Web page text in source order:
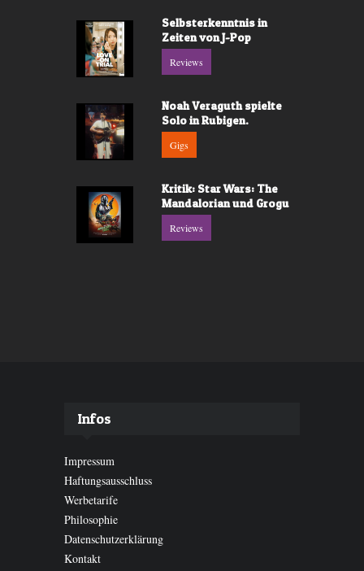
Selbsterkenntnis in
Zeiten von J-Pop
Reviews
Noah Veraguth spielte
Solo in Rubigen.
Gigs
Kritik: Star Wars: The
Mandalorian und Grogu
Reviews
Infos
Impressum
Haftungsausschluss
Werbetarife
Philosophie
Datenschutzerklärung
Kontakt